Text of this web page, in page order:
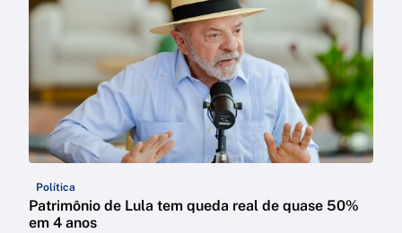
Política
Patrimônio de Lula tem queda real de quase 50%
em 4 anos